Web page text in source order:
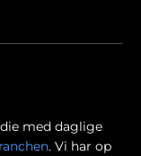
med daglige
. Vi har op